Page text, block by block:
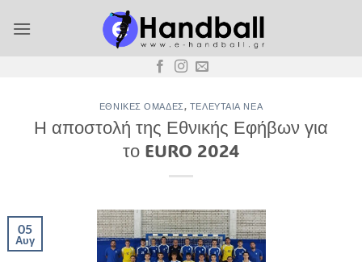
στο
ΕΘΝΙΚΈΣ ΟΜΆΔΕΣ, ΤΕΛΕΥΤΑΊΑ ΝΈΑ
Η αποστολή της Εθνικής Εφήβων για
το EURO 2024
05
Αυγ